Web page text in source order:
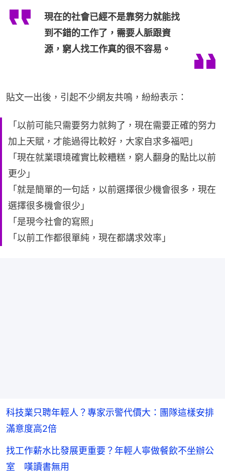
現在的社會已經不是靠努力就能找
到不錯的工作了，需要人脈跟資
源，窮人找工作真的很不容易。
貼文一出後，引起不少網友共鳴，紛紛表示：
「以前可能只需要努力就夠了，現在需要正確的努力
加上天賦，才能過得比較好，大家自求多福吧」
「現在就業環境確實比較糟糕，窮人翻身的點比以前
更少」
「就是簡單的一句話，以前選擇很少機會很多，現在
選擇很多機會很少」
「是現今社會的寫照」
「以前工作都很單純，現在都講求效率」
科技業只聘年輕人？專家示警代價大：團隊這樣安排
滿意度高2倍
找工作薪水比發展更重要？年輕人寧做餐飲不坐辦公
室 嘆讀書無用